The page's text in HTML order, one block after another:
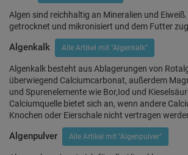
Algen sind reichhaltig an Mineralien und
getrocknet und mikronisiert und dem Futter
Algenkalk Alle Artikel mit "Algenkalk"
Algenkalk besteht aus Ablagerungen von
überwiegend Calciumcarbonat, außerdem
und Spurenelemente wie Bor,Iod und
Calciumquelle bietet sich an, wenn andere
Knochen oder Eierschale nicht vertragen
Algenpulver Alle Artikel mit "Algenpulver"